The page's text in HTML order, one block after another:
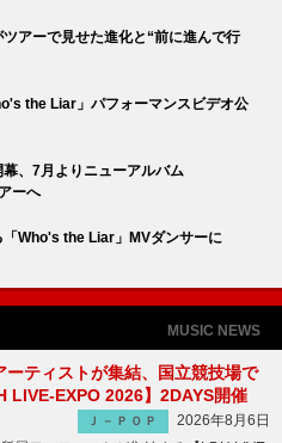
アーで見せた進化と“前に進んで行
the Liar」パフォーマンスビデオ公
、7月よりニューアルバム
ーへ
Who's the Liar」MVダンサーに
MUSIC NEWS
ーティストが集結、国立競技場で
LIVE-EXPO 2026】2DAYS開催
Ｊ－ＰＯＰ
2026年8月6日